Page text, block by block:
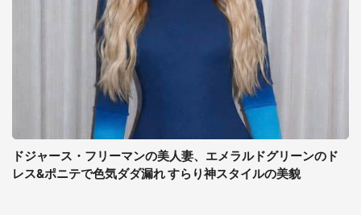
ドジャース・フリーマンの美人妻、エメラルドグリーンのド
レス&ポニテで色気ダダ漏れ すらり神スタイルの美貌